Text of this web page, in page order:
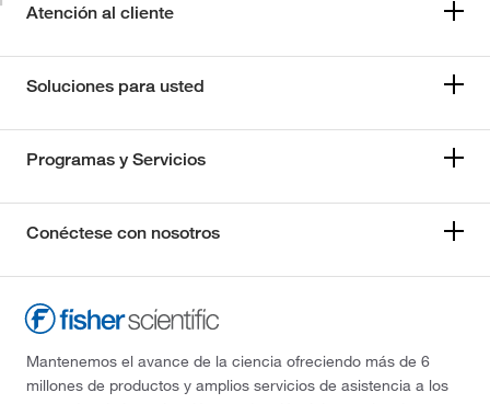
Atención al cliente
Soluciones para usted
Programas y Servicios
Conéctese con nosotros
Mantenemos el avance de la ciencia ofreciendo más de 6
millones de productos y amplios servicios de asistencia a los